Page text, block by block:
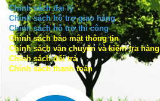
Chính sách đại lý
Chính sách hỗ trợ giao hàng
Chính sách hỗ trợ thi công
Chính sách bảo mật thông tin
Chính sách vận chuyển và kiểm tra hàng
Chính sách đổi trả
Chính sách thanh toán